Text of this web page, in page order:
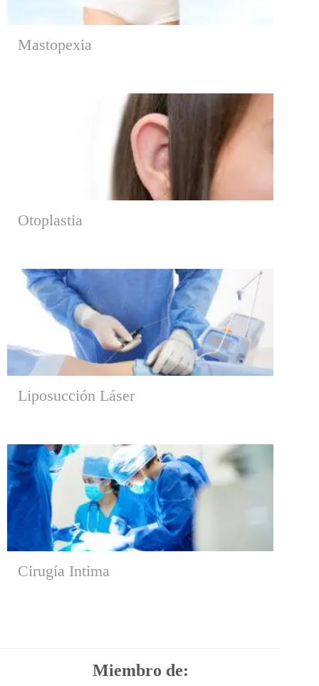
Mastopexia
Otoplastia
Liposucción Láser
Cirugía Intima
Miembro de: